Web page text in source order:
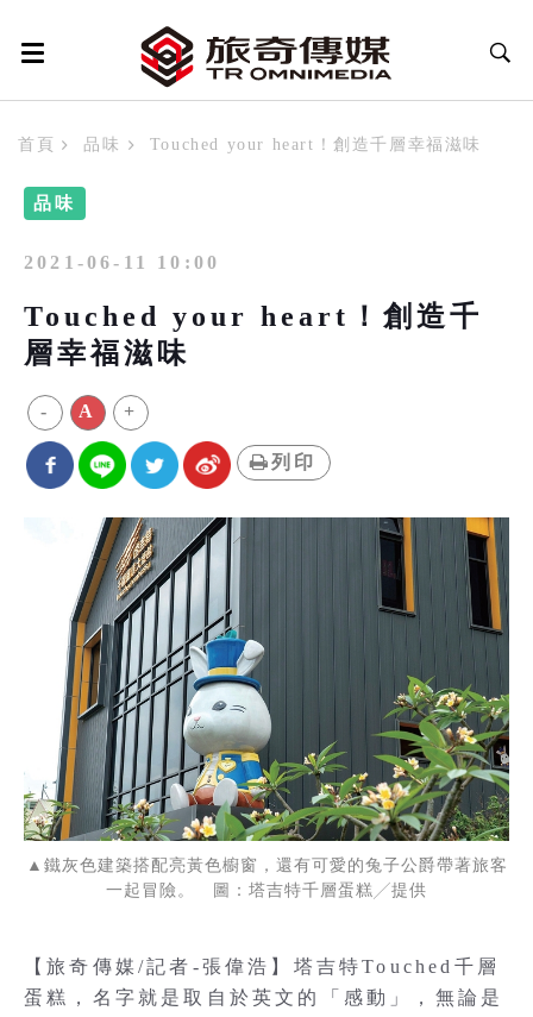
首頁 品味 Touched your heart！創造千層幸福滋味
品味
2021-06-11 10:00
Touched your heart！創造千
層幸福滋味
- A +
列印
▲鐵灰色建築搭配亮黃色櫥窗，還有可愛的兔子公爵帶著旅客
一起冒險。 圖：塔吉特千層蛋糕╱提供
【旅奇傳媒/記者-張偉浩】塔吉特Touched千層
蛋糕，名字就是取自於英文的「感動」，無論是